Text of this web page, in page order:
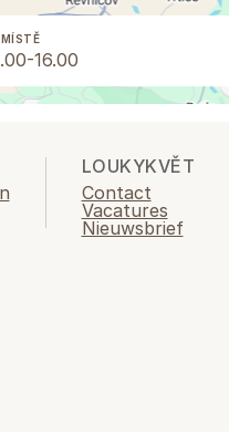
16.00
LOUKYKVĚT
Contact
Vacatures
Nieuwsbrief